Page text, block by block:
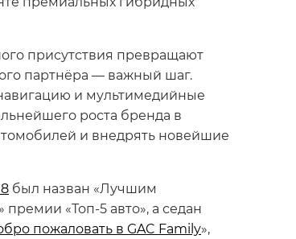
присутствия превращают
партнёра — важный шаг.
и мультимедийные
роста бренда в
и внедрять новейшие
был назван «Лучшим
«Топ-5 авто», а седан
пожаловать в GAC Family»,